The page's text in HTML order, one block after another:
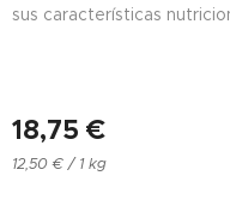
sus características
18,75 €
12,50 € / 1 kg